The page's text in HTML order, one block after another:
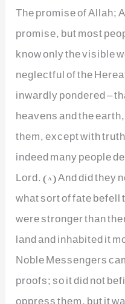
The promise of Allah;
promise, but most
know only the visible
neglectful of the
inwardly pondered –
heavens and the
them, except with
indeed many people
Lord. (8) And did they
what sort of fate
were stronger than
land and inhabited it
Noble Messengers
proofs; so it did not